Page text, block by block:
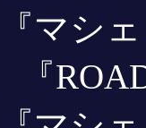
マシ